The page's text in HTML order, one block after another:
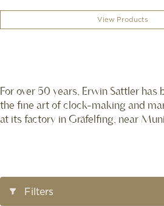
View Products
For over 50 years, Erwin Sattler has
the fine art of clock-making and
at its factory in Gräfelfing, near
Filters